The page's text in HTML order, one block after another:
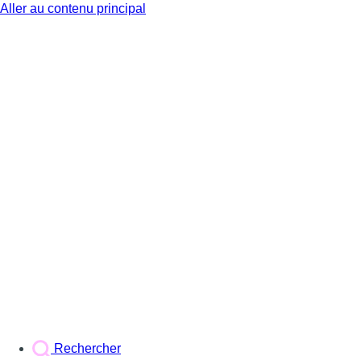
Aller au contenu principal
Rechercher